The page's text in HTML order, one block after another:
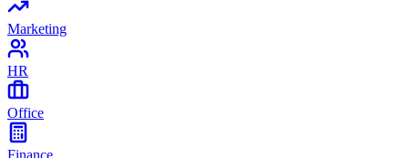
Marketing
HR
Office
Finance